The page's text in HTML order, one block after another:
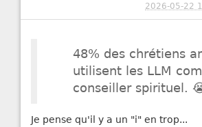
2026-05-22
48% des chrétiens
utilisent les LLM
conseiller spirituel.
Je pense qu'il y a un "i" en trop...